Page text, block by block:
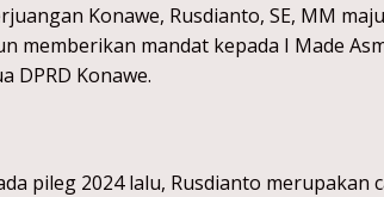
Konawe, Rusdianto, SE, MM
memberikan mandat kepada I Made
DPRD Konawe.
pileg 2024 lalu, Rusdianto merupakan